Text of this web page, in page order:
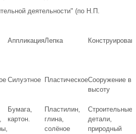
деятельности" (по Н.П.
АппликацияЛепка
Силуэтное ПластическоеСооружение в
высоту
Бумага,
картон.
Пластилин,
глина,
солёное
Строительные
детали,
природный